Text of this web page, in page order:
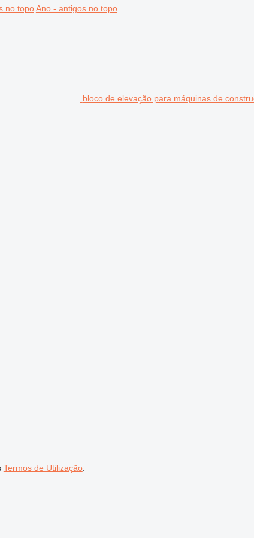
no topo Ano - antigos no topo
bloco de elevação para máquinas de
Termos de Utilização.